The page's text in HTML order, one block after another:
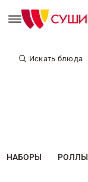
Искать блюда
НАБОРЫ РОЛЛЫ